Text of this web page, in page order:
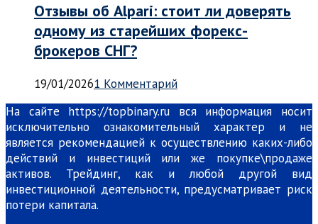
Отзывы об Alpari: стоит ли доверять
одному из старейших форекс-
брокеров СНГ?
19/01/20261 Комментарий
На сайте https://topbinary.ru вся информация носит
исключительно ознакомительный характер и не
является рекомендацией к осуществлению каких-либо
действий и инвестиций или же покупке\продаже
активов. Трейдинг, как и любой другой вид
инвестиционной деятельности, предусматривает риск
потери капитала.